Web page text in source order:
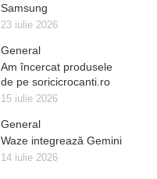
Samsung
23 iulie 2026
General
Am încercat produsele
de pe soricicrocanti.ro
15 iulie 2026
General
Waze integrează Gemini
14 iulie 2026